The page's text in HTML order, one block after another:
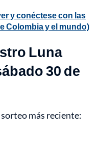
y conéctese con las
Colombia y el mundo)
Luna
30 de
más reciente: